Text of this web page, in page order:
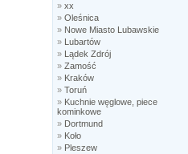
» xx
» Oleśnica
» Nowe Miasto Lubawskie
» Lubartów
» Lądek Zdrój
» Zamość
» Kraków
» Toruń
» Kuchnie węglowe, piece
kominkowe
» Dortmund
» Koło
» Pleszew